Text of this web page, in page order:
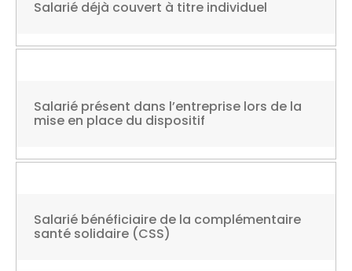
Salarié déjà couvert à titre individuel
Salarié présent dans l’entreprise lors de la
mise en place du dispositif
Salarié bénéficiaire de la complémentaire
santé solidaire (CSS)